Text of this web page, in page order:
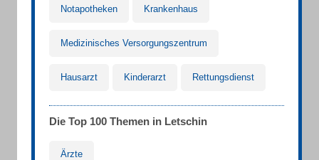
Notapotheken Krankenhaus
Medizinisches Versorgungszentrum
Hausarzt Kinderarzt Rettungsdienst
Die Top 100 Themen in Letschin
Ärzte